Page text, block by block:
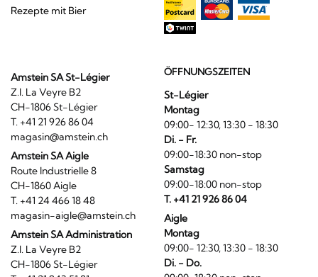
Rezepte mit Bier
Amstein SA St-Légier
Z.I. La Veyre B2
CH-1806 St-Légier
T. +41 21 926 86 04
magasin@amstein.ch
Amstein SA Aigle
Route Industrielle 8
CH-1860 Aigle
T. +41 24 466 18 48
magasin-aigle@amstein.ch
Amstein SA Administration
Z.I. La Veyre B2
CH-1806 St-Légier
ÖFFNUNGSZEITEN
St-Légier
Montag
09:00- 12:30, 13:30 - 18:30
Di. - Fr.
09:00-18:30 non-stop
Samstag
09:00-18:00 non-stop
T. +41 21 926 86 04
Aigle
Montag
09:00- 12:30, 13:30 - 18:30
Di. - Do.